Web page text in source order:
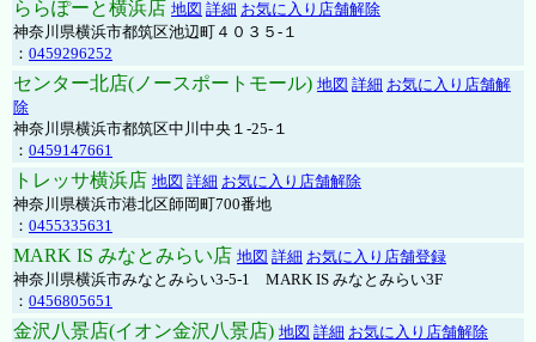
ららぽーと横浜店 地図 詳細 お気に入り店舗解除
神奈川県横浜市都筑区池辺町４０３５-１
： 0459296252
センター北店(ノースポートモール) 地図 詳細 お気に入り店舗解
除
神奈川県横浜市都筑区中川中央１-25-１
： 0459147661
トレッサ横浜店 地図 詳細 お気に入り店舗解除
神奈川県横浜市港北区師岡町700番地
： 0455335631
MARK IS みなとみらい店 地図 詳細 お気に入り店舗登録
神奈川県横浜市みなとみらい3-5-1 MARK IS みなとみらい3F
： 0456805651
金沢八景店(イオン金沢八景店) 地図 詳細 お気に入り店舗解除